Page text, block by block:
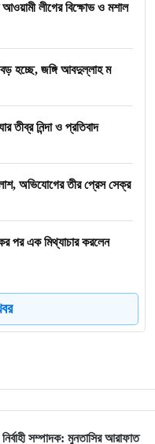
আওয়ামী লীগের বিক্ষোভ ও মশাল
বড় হচ্ছে, জঙ্গি আবদুল্লাহ ম
তীব্র নিন্দা ও প্রতিবাদ
অভিযোগের তীর প্রেস সেক্র
পর এক মিথ্যাচার করলেন
বাংলাদেশের প্রতিচ্ছবি
সম্পাদক: মুনতাসির আরাফাত